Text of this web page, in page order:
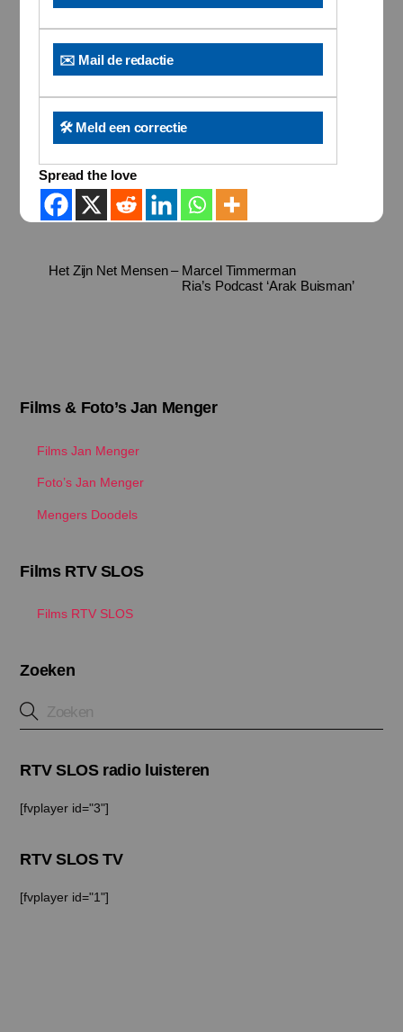
✉️ Mail de redactie
🛠️ Meld een correctie
Spread the love
Het Zijn Net Mensen – Marcel Timmerman
Ria’s Podcast ‘Arak Buisman’
Films & Foto’s Jan Menger
Films Jan Menger
Foto’s Jan Menger
Mengers Doodels
Films RTV SLOS
Films RTV SLOS
Zoeken
RTV SLOS radio luisteren
[fvplayer id="3"]
RTV SLOS TV
[fvplayer id="1"]